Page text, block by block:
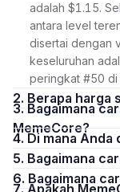
adalah $1.15.
antara level
disertai dengan
keseluruhan
peringkat #50 di
2. Berapa
3. Bagaimana cara berinvestasi dalam
MemeCore?
4. Di mana
5. Bagaimana
6. Bagaimana
7. Apakah MemeCore merupakan investasi yang